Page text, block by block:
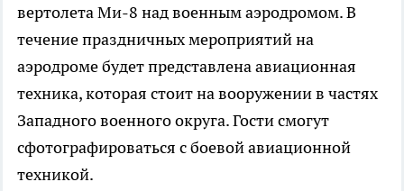
вертолета Ми-8 над военным аэродромом. В
течение праздничных мероприятий на
аэродроме будет представлена авиационная
техника, которая стоит на вооружении в частях
Западного военного округа. Гости смогут
сфотографироваться с боевой авиационной
техникой.